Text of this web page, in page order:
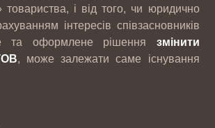
товариства, і від того, чи юридично
інтересів співзасновників
та оформлене рішення змінити
, може залежати саме існування